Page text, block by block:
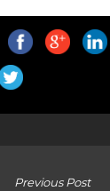
Previous Post